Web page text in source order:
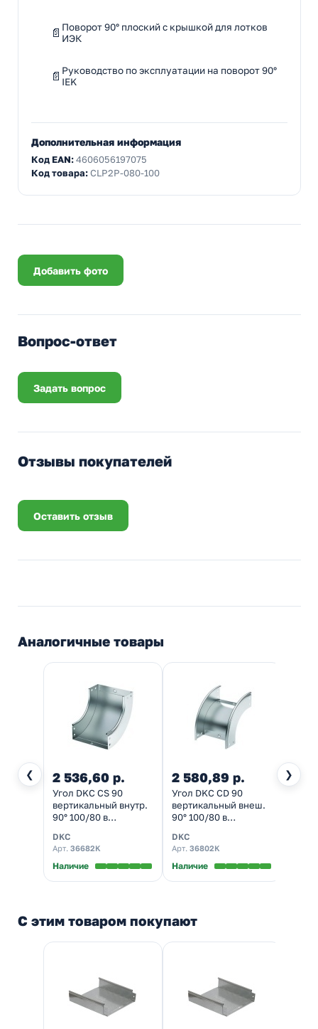
Поворот 90° плоский с крышкой для лотков
ИЭК
Руководство по эксплуатации на поворот 90°
IEK
Дополнительная информация
Код EAN:4606056197075
Код товара:CLP2P-080-100
Добавить фото
Вопрос-ответ
Задать вопрос
Отзывы покупателей
Оставить отзыв
Аналогичные товары
❮ ❯
2 536,60 р.
Угол DKC CS 90
вертикальный внутр.
90° 100/80 в
крепежными
элементами и
пластинами
DKC
Арт. 36682K
Наличие
2 580,89 р.
Угол DKC CD 90
вертикальный внеш.
90° 100/80 в
крепежными
элементами и
пластинами
DKC
Арт. 36802K
Наличие
С этим товаром покупают